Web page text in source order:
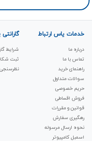
خدمات یاس ارتباط
درباره ما
تماس با ما
راهنمای خرید
سوالات متداول
حریم خصوصی
فروش اقساطی
قوانین و مقررات
رهگیری سفارش
نحوه ارسال مرسوله
اسمبل کامپیوتر
شرایط
ثبت